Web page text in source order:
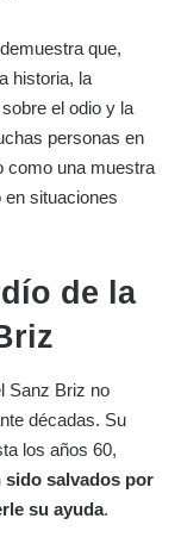
que,
historia, la
el odio y la
personas en
como una muestra
situaciones
de la
Sanz Briz no
décadas. Su
los años 60,
sido salvados por
su ayuda.